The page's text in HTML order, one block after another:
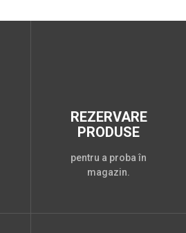
REZERVARE
PRODUSE
pentru a proba în
magazin.